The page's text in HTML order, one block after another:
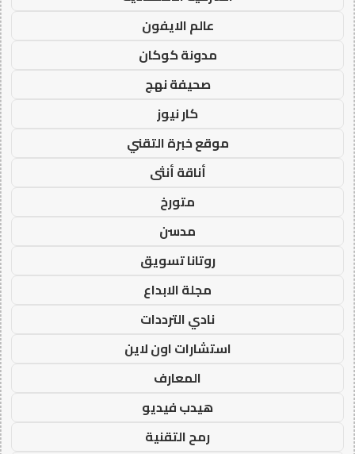
عالم الايفون
مدونة كوكان
صحيفة نهج
كار نيوز
موقع خبرة التقني
أناقة أنثى
متورخ
مدسن
روتانا تسويق
مجلة الابداع
نادي الترددات
استشارات اون لاين
المعارف
هيدب فيديو
رمح التقنية